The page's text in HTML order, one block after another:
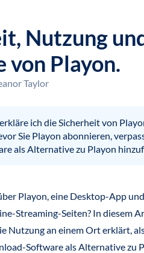
Nutzung
von Playon.
Taylor
ich die Sicherheit von
Sie Playon abonnieren,
als Alternative zu Playon
Playon, eine Desktop-App
Streaming-Seiten? In diesem
Nutzung an einem Ort erklärt,
Software als Alternative zu